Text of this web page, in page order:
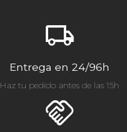
local_shipping
Entrega en 24/96h
Haz tu pedido antes de las 15h
handshake